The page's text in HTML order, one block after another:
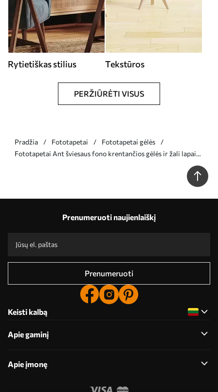
Rytietiškas stilius Tekstūros
PERŽIŪRĖTI VISUS
Pradžia Fototapetai
Fototapetai gėlės
Fototapetai Ant šviesaus fono krentančios gėlės ir žali lapai
Prenumeruoti naujienlaiškį
Prenumeruoti
Keisti kalbą
Apie gaminį
Apie įmonę